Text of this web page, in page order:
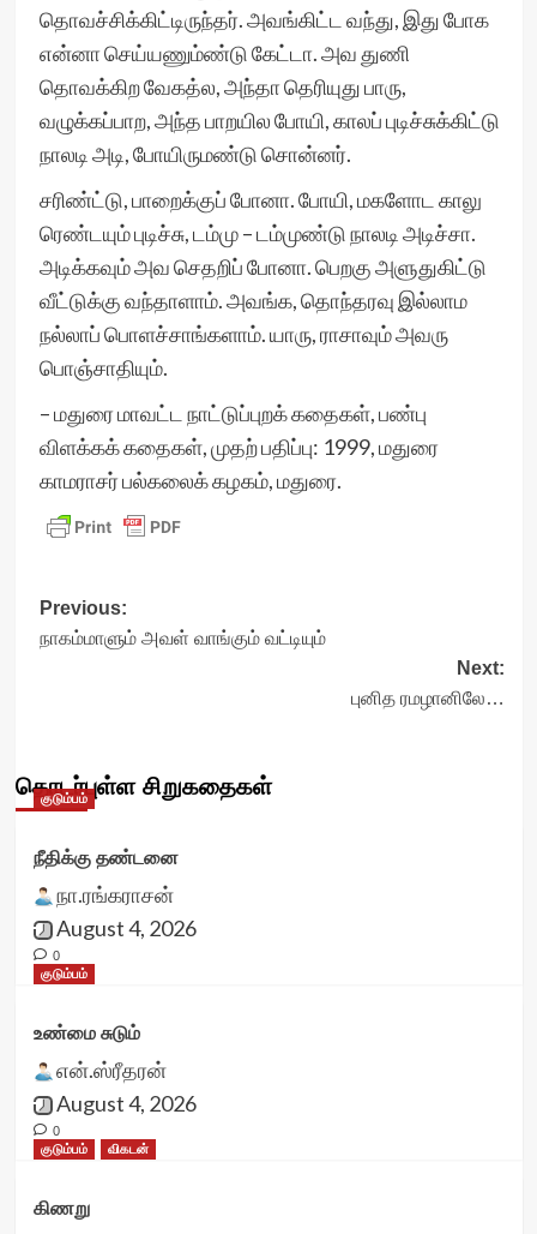
தொவச்சிக்கிட்டிருந்தர். அவங்கிட்ட வந்து, இது போக
என்னா செய்யணும்ண்டு கேட்டா. அவ துணி
தொவக்கிற வேகத்ல, அந்தா தெரியுது பாரு,
வழுக்கப்பாற, அந்த பாறயில போயி, காலப் புடிச்சுக்கிட்டு
நாலடி அடி, போயிருமண்டு சொன்னர்.
சரிண்ட்டு, பாறைக்குப் போனா. போயி, மகளோட காலு
ரெண்டயும் புடிச்சு, டம்மு – டம்முண்டு நாலடி அடிச்சா.
அடிக்கவும் அவ செதறிப் போனா. பெறகு அளுதுகிட்டு
வீட்டுக்கு வந்தாளாம். அவங்க, தொந்தரவு இல்லாம
நல்லாப் பொளச்சாங்களாம். யாரு, ராசாவும் அவரு
பொஞ்சாதியும்.
– மதுரை மாவட்ட நாட்டுப்புறக் கதைகள், பண்பு
விளக்கக் கதைகள், முதற் பதிப்பு: 1999, மதுரை
காமராசர் பல்கலைக் கழகம், மதுரை.
Post
navigation
Previous:
நாகம்மாளும் அவள் வாங்கும் வட்டியும்
Next:
புனித ரமழானிலே…
தொடர்புள்ள சிறுகதைகள்
குடும்பம்
நீதிக்கு தண்டனை
நா.ரங்கராசன்
August 4, 2026
0
குடும்பம்
உண்மை சுடும்
என்.ஸ்ரீதரன்
August 4, 2026
0
குடும்பம்
விகடன்
கிணறு